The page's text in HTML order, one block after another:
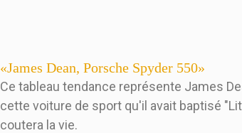
«James Dean, Porsche Spyder 550»
Ce tableau tendance représente James
cette voiture de sport qu'il avait baptisé
coutera la vie.